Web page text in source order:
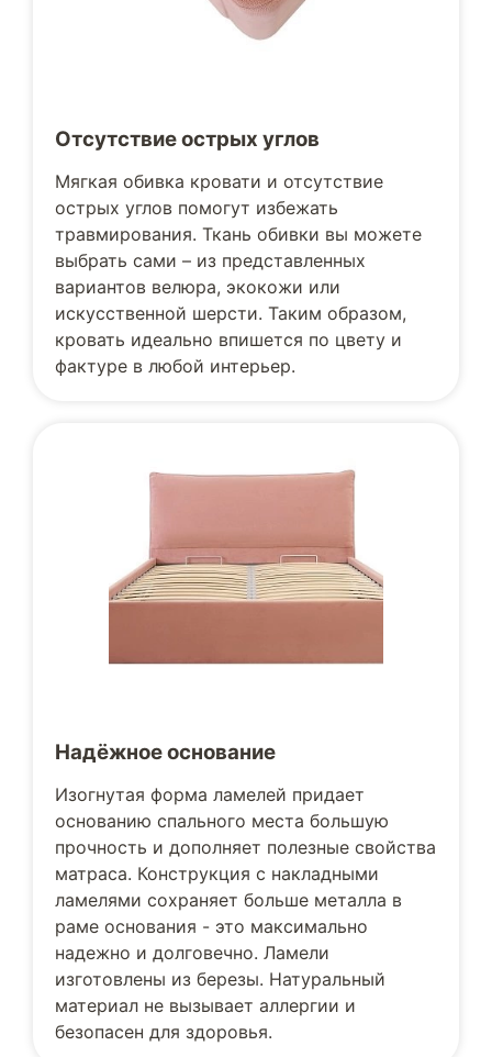
Отсутствие острых углов
Мягкая обивка кровати и отсутствие
острых углов помогут избежать
травмирования. Ткань обивки вы можете
выбрать сами – из представленных
вариантов велюра, экокожи или
искусственной шерсти. Таким образом,
кровать идеально впишется по цвету и
фактуре в любой интерьер.
Надёжное основание
Изогнутая форма ламелей придает
основанию спального места большую
прочность и дополняет полезные свойства
матраса. Конструкция с накладными
ламелями сохраняет больше металла в
раме основания - это максимально
надежно и долговечно. Ламели
изготовлены из березы. Натуральный
материал не вызывает аллергии и
безопасен для здоровья.